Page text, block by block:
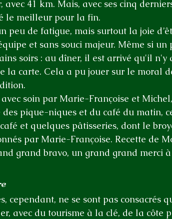
avec 41 km. Mais, avec ses cinq
le meilleur pour la fin.
peu de fatigue, mais surtout la joie
et sans souci majeur. Même si un
soirs : au dîner, il est arrivé qu'il n'y
la carte. Cela a pu jouer sur le moral
soin par Marie-Françoise et
pique-niques et du café du matin,
et quelques pâtisseries, dont le
par Marie-Françoise. Recette de
grand bravo, un grand grand merci à
cependant, ne se sont pas consacrés
avec du tourisme à la clé, de la côte